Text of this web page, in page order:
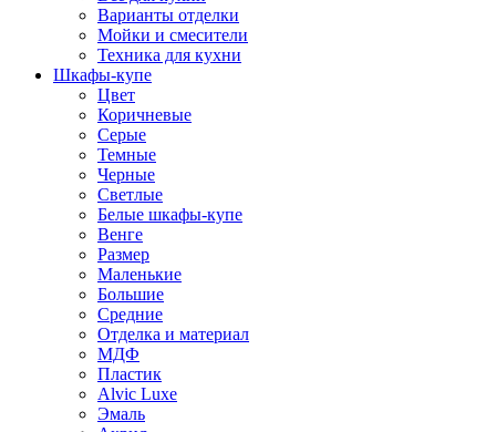
Варианты отделки
Мойки и смесители
Техника для кухни
Шкафы-купе
Цвет
Коричневые
Серые
Темные
Черные
Светлые
Белые шкафы-купе
Венге
Размер
Маленькие
Большие
Средние
Отделка и материал
МДФ
Пластик
Alvic Luxe
Эмаль